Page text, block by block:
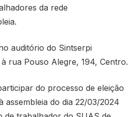
da rede
auditório do Sintserpi
rua Pouso Alegre, 194, Centro.
do processo de eleição
assembleia do dia 22/03/2024